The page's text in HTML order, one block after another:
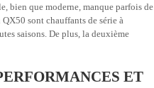
bien que moderne, manque parfois de
sont chauffants de série à
saisons. De plus, la deuxième
ET